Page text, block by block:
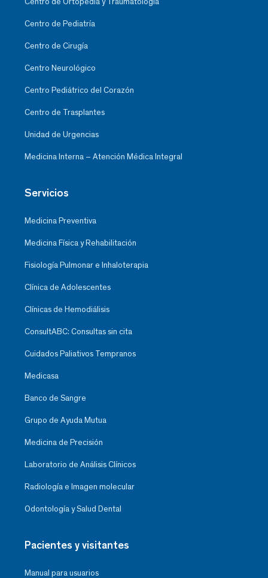
Centro de Pediatría
Centro de Cirugía
Centro Neurológico
Centro Pediátrico del Corazón
Centro de Trasplantes
Unidad de Urgencias
Medicina Interna – Atención Médica Integral
Servicios
Medicina Preventiva
Medicina Física y Rehabilitación
Fisiología Pulmonar e Inhaloterapia
Clínica de Adolescentes
Clínicas de Hemodiálisis
ConsultABC: Consultas sin cita
Cuidados Paliativos Tempranos
Medicasa
Banco de Sangre
Grupo de Ayuda Mutua
Medicina de Precisión
Laboratorio de Análisis Clínicos
Radiología e Imagen molecular
Odontología y Salud Dental
Pacientes y visitantes
Manual para usuarios